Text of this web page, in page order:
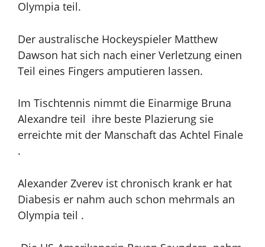
Olympia teil.
Der australische Hockeyspieler Matthew
Dawson hat sich nach einer Verletzung einen
Teil eines Fingers amputieren lassen.
Im Tischtennis nimmt die Einarmige Bruna
Alexandre teil ihre beste Plazierung sie
erreichte mit der Manschaft das Achtel Finale
.
Alexander Zverev ist chronisch krank er hat
Diabesis er nahm auch schon mehrmals an
Olympia teil .